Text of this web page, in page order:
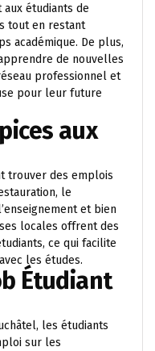
aux étudiants de
tout en restant
académique. De plus,
de nouvelles
professionnel et
pour leur future
aux
trouver des emplois
le
et bien
locales offrent des
ce qui facilite
les études.
Étudiant
les étudiants
sur les